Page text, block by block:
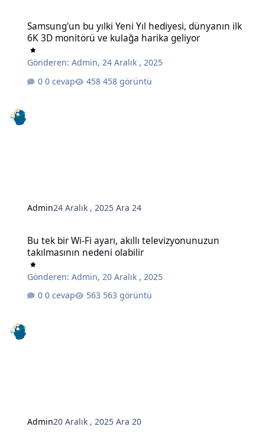
Samsung'un bu yılki Yeni Yıl hediyesi, dünyanın ilk
6K 3D monitörü ve kulağa harika geliyor
Gönderen:Admin,24 Aralık , 2025
0 cevap
458 görüntü
Admin24 Aralık , 2025Ara 24
Bu tek bir Wi-Fi ayarı, akıllı televizyonunuzun
takılmasının nedeni olabilir
Gönderen:Admin,20 Aralık , 2025
0 cevap
563 görüntü
Admin20 Aralık , 2025Ara 20